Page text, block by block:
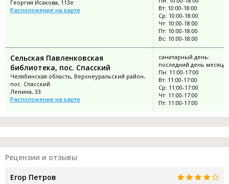
Георгия Исакова, 113е
Расположение на карте
Вт: 10:00-18:00
Ср: 10:00-18:00
Чт: 10:00-18:00
Пт: 10:00-18:00
Вс: 10:00-18:00
Cельская Павленковская
библиотека, пос. Спасский
Челябинская область, Верхнеуральский район,
пос. Спасский
Ленина, 33
Расположение на карте
санитарный день:
последний день месяца
Пн: 11:00-17:00
Вт: 11:00-17:00
Ср: 11:00-17:00
Чт: 11:00-17:00
Пт: 11:00-17:00
Рецензии и отзывы
Егор Петров